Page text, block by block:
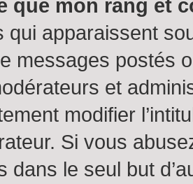
que mon rang et
qui apparaissent
messages postés
et
modifier
Si vous
dans le seul but